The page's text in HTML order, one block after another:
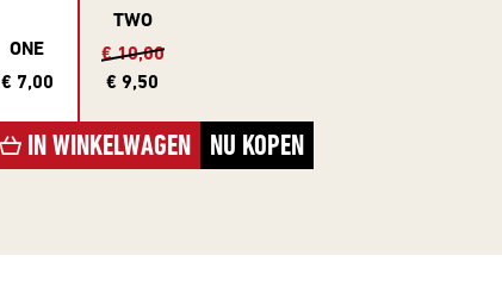
ONE
€ 7,00
TWO
€ 10,00
€ 9,50
IN WINKELWAGEN NU KOPEN